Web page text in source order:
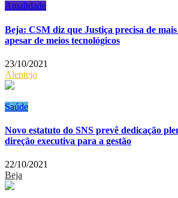
Atualidade
Beja: CSM diz que Justiça precisa de
apesar de meios tecnológicos
23/10/2021
Alentejo
Saúde
Novo estatuto do SNS prevê dedicação
direção executiva para a gestão
22/10/2021
Beja